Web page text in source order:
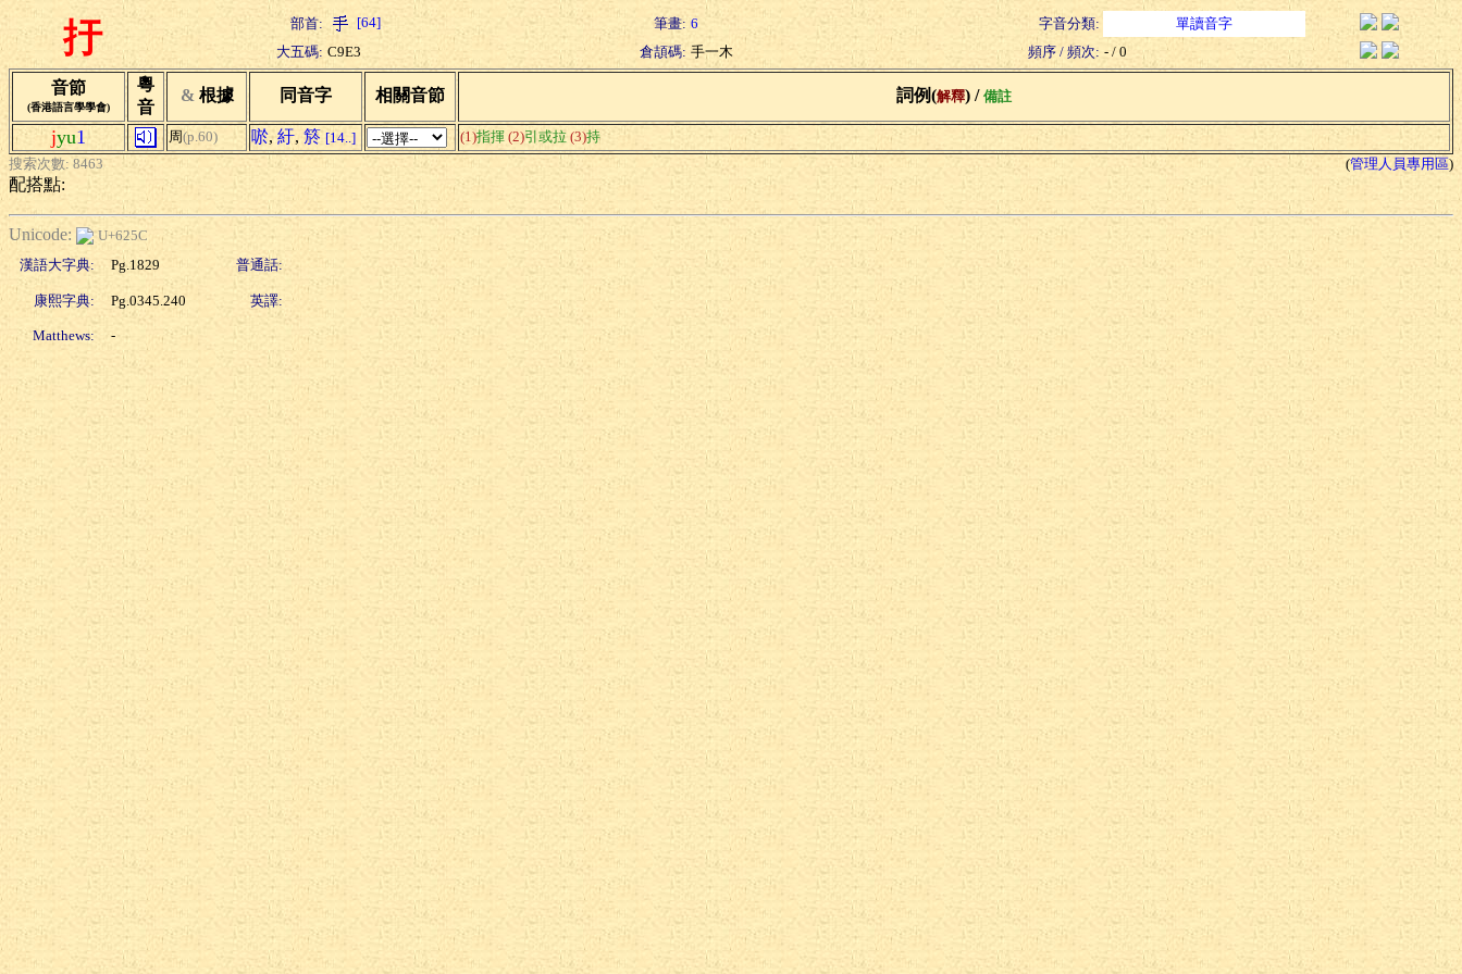
扜 部首: [64] 筆畫: 6 字音分類:
單讀音字
大五碼: C9E3 倉頡碼: 手一木 頻序 / 頻次: - / 0
音節
(香港語言學學會)
粵
音
& 根據 同音字 相關音節 詞例(解釋) / 備註
jyu1 周(p.60) 唹, 紆, 箊 [14..] (1)指揮 (2)引或拉 (3)持
搜索次數: 8463
(管理人員專用區)
配搭點:
Unicode:
U+625C
漢語大字典:
Pg.1829 普通話:
康熙字典: Pg.0345.240 英譯:
Matthews: -